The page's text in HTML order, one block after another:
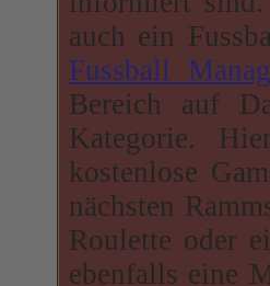
auch ein
Fussball
Bereich auf
Kategorie.
kostenlose
nächsten
Roulette oder
ebenfalls eine